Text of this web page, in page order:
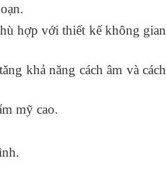
hợp với thiết kế không gian
khả năng cách âm và cách
mỹ cao.